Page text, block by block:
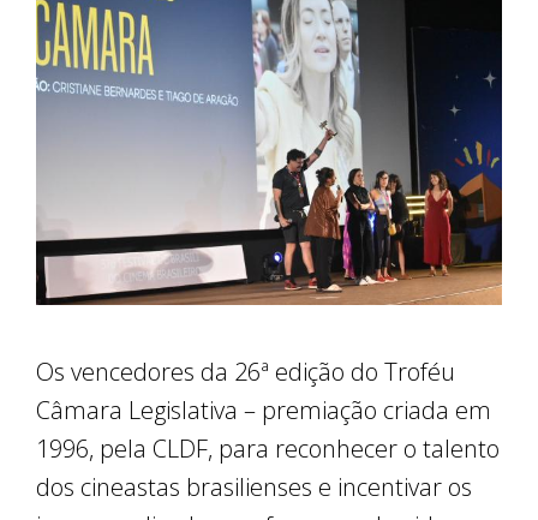
Os vencedores da 26ª edição do Troféu
Câmara Legislativa – premiação criada em
1996, pela CLDF, para reconhecer o talento
dos cineastas brasilienses e incentivar os